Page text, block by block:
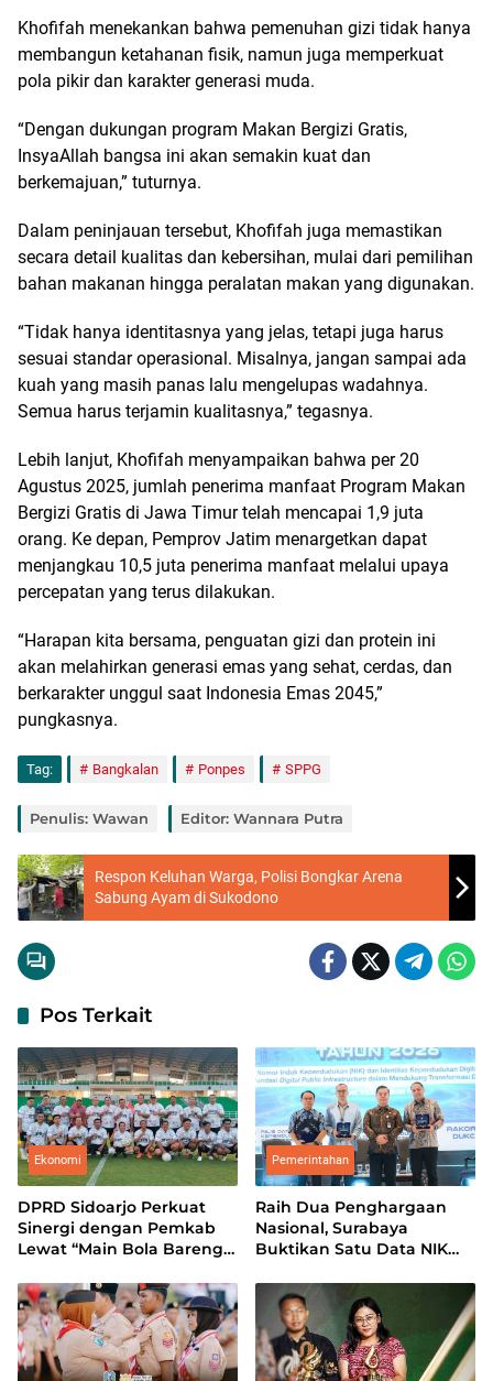
Khofifah menekankan bahwa pemenuhan gizi tidak hanya
membangun ketahanan fisik, namun juga memperkuat
pola pikir dan karakter generasi muda.
“Dengan dukungan program Makan Bergizi Gratis,
InsyaAllah bangsa ini akan semakin kuat dan
berkemajuan,” tuturnya.
Dalam peninjauan tersebut, Khofifah juga memastikan
secara detail kualitas dan kebersihan, mulai dari pemilihan
bahan makanan hingga peralatan makan yang digunakan.
“Tidak hanya identitasnya yang jelas, tetapi juga harus
sesuai standar operasional. Misalnya, jangan sampai ada
kuah yang masih panas lalu mengelupas wadahnya.
Semua harus terjamin kualitasnya,” tegasnya.
Lebih lanjut, Khofifah menyampaikan bahwa per 20
Agustus 2025, jumlah penerima manfaat Program Makan
Bergizi Gratis di Jawa Timur telah mencapai 1,9 juta
orang. Ke depan, Pemprov Jatim menargetkan dapat
menjangkau 10,5 juta penerima manfaat melalui upaya
percepatan yang terus dilakukan.
“Harapan kita bersama, penguatan gizi dan protein ini
akan melahirkan generasi emas yang sehat, cerdas, dan
berkarakter unggul saat Indonesia Emas 2045,”
pungkasnya.
Tag: Bangkalan Ponpes SPPG
Penulis: Wawan Editor: Wannara Putra
Respon Keluhan Warga, Polisi Bongkar Arena
Sabung Ayam di Sukodono
Pos Terkait
Ekonomi
DPRD Sidoarjo Perkuat
Sinergi dengan Pemkab
Lewat “Main Bola Bareng”
Pemerintahan
Raih Dua Penghargaan
Nasional, Surabaya
Buktikan Satu Data NIK
Ekonomi